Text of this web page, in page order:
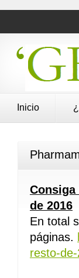
Inicio
de 2016
En total
páginas.
resto-